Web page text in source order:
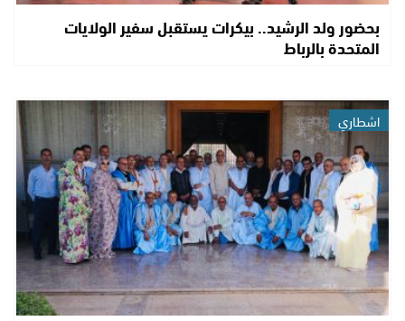
بحضور ولد الرشيد.. بيكرات يستقبل سفير الولايات
المتحدة بالرباط
اشطاري